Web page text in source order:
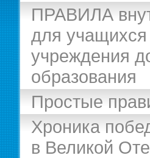
ПРАВИЛА
для учащихся
учреждения
образования
Простые
Хроника
в Великой